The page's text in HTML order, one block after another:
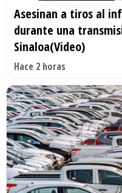
Asesinan a tiros al
durante una
Sinaloa(Video)
Hace 2 horas